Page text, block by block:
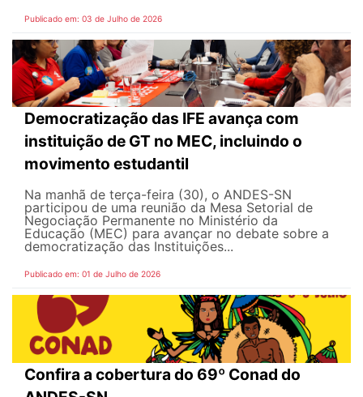
Publicado em: 03 de Julho de 2026
Democratização das IFE avança com
instituição de GT no MEC, incluindo o
movimento estudantil
Na manhã de terça-feira (30), o ANDES-SN
participou de uma reunião da Mesa Setorial de
Negociação Permanente no Ministério da
Educação (MEC) para avançar no debate sobre a
democratização das Instituições...
Publicado em: 01 de Julho de 2026
Confira a cobertura do 69º Conad do